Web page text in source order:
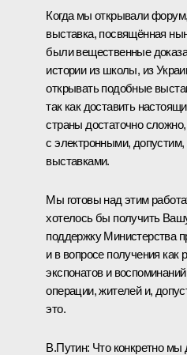
Когда мы открывали
выставка, посвящённая
были вещественные
истории из школы, из
открывать подобные
так как доставить
страны достаточно
с электронными,
выставками.
Мы готовы над этим
хотелось бы получить
поддержку Министерства
и в вопросе получения как
экспонатов и
операции, жителей и,
это.
В.Путин: Что конкретно